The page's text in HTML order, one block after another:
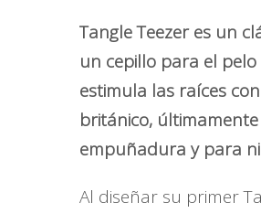
Tangle Teezer es un
un cepillo para el
estimula las raíces
británico,
empuñadura y para
Al diseñar su primer